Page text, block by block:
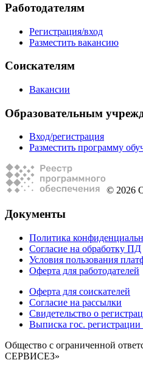
Работодателям
Регистрация/вход
Разместить вакансию
Соискателям
Вакансии
Образовательным
Вход/регистрация
Разместить программу
© 2026
Документы
Политика
Согласие на обработку ПД
Условия пользования
Оферта для работодателей
Оферта для соискателей
Согласие на рассылки
Свидетельство о
Выписка гос.
Общество с ограниченной
СЕРВИСЕЗ»